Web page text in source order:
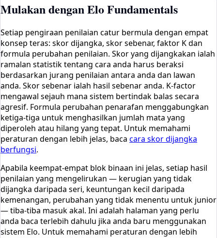
Mulakan dengan Elo Fundamentals
Setiap pengiraan penilaian catur bermula dengan empat
konsep teras: skor dijangka, skor sebenar, faktor K dan
formula perubahan penilaian. Skor yang dijangkakan ialah
ramalan statistik tentang cara anda harus beraksi
berdasarkan jurang penilaian antara anda dan lawan
anda. Skor sebenar ialah hasil sebenar anda. K-factor
mengawal sejauh mana sistem bertindak balas secara
agresif. Formula perubahan penarafan menggabungkan
ketiga-tiga untuk menghasilkan jumlah mata yang
diperoleh atau hilang yang tepat. Untuk memahami
peraturan dengan lebih jelas, baca cara skor dijangka
berfungsi.
Apabila keempat-empat blok binaan ini jelas, setiap hasil
penilaian yang mengelirukan — kerugian yang tidak
dijangka daripada seri, keuntungan kecil daripada
kemenangan, perubahan yang tidak menentu untuk junior
— tiba-tiba masuk akal. Ini adalah halaman yang perlu
anda baca terlebih dahulu jika anda baru menggunakan
sistem Elo. Untuk memahami peraturan dengan lebih